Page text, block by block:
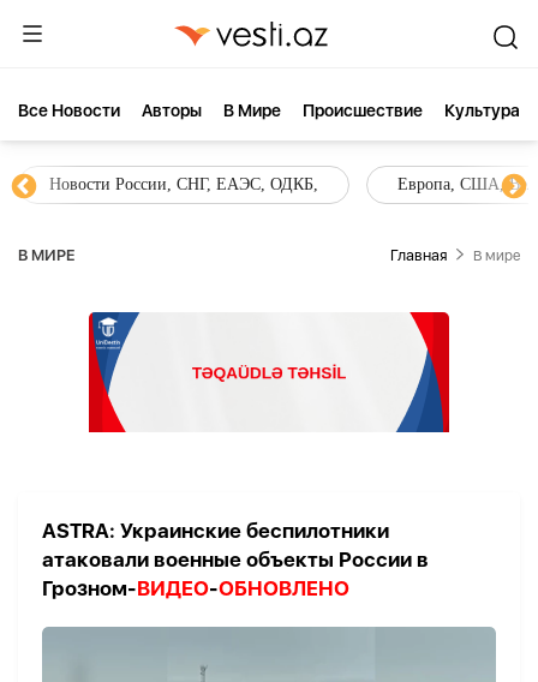
Все Новости Aвторы В Мире Происшествие Культура
Новости России, СНГ, ЕАЭС, ОДКБ, Европа, США,
В МИРЕ Главная В мире
ASTRA: Украинские беспилотники
атаковали военные объекты России в
Грозном-ВИДЕО-ОБНОВЛЕНО